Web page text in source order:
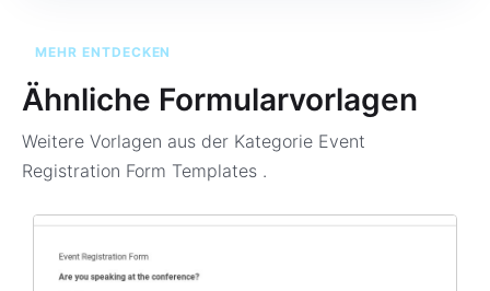
MEHR ENTDECKEN
Ähnliche Formularvorlagen
Weitere Vorlagen aus der Kategorie Event
Registration Form Templates .